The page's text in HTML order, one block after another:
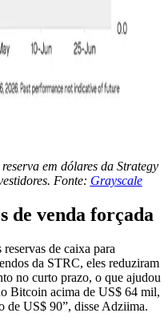
em dólares da Strategy
Fonte: Grayscale
de venda forçada
de caixa para
da STRC, eles reduziram
no curto prazo, o que ajudou
Bitcoin acima de US$ 64 mil,
de US$ 90”, disse Adziima.